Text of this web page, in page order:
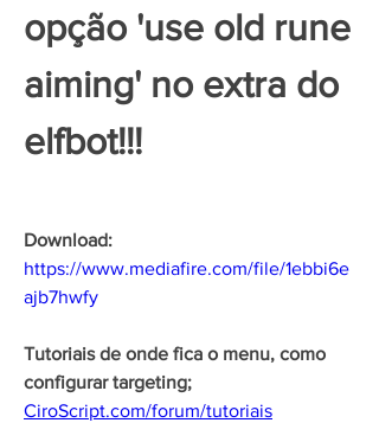
opção 'use old rune
aiming' no extra do
elfbot!!!
Download:
https://www.mediafire.com/file/1ebbi6e
ajb7hwfy
Tutoriais de onde fica o menu, como
configurar targeting;
CiroScript.com/forum/tutoriais